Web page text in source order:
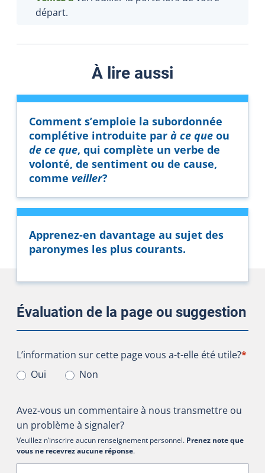
départ.
À lire aussi
Comment s’emploie la subordonnée
complétive introduite par à ce que ou
de ce que, qui complète un verbe de
volonté, de sentiment ou de cause,
comme veiller?
Apprenez-en davantage au sujet des
paronymes les plus courants.
Évaluation de la page ou suggestion
L’information sur cette page vous a-t-elle été utile?
L’information sur cette page vous a-t-elle été utile?*
Oui
Non
Avez-vous un commentaire à nous transmettre ou
un problème à signaler?
Veuillez n’inscrire aucun renseignement personnel. Prenez note que
vous ne recevrez aucune réponse.